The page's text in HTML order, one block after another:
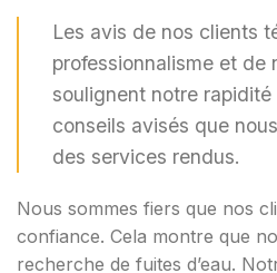
Les avis de nos clients
professionnalisme et de
soulignent notre rapidité
conseils avisés que
des services rendus.
Nous sommes fiers que nos
confiance. Cela montre que
recherche de fuites d’eau.